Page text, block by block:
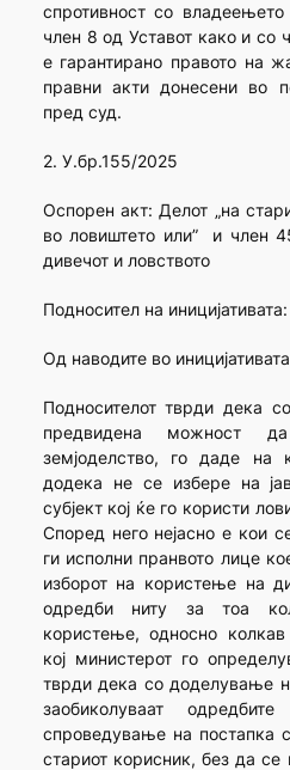
спротивност со
член 8 од Уставот како и со
е гарантирано правото на
правни акти донесени во
пред суд.
2. У.бр.155/2025
Оспорен акт: Делот „на
во ловиштето или” и член
дивечот и ловството
Подносител на
Од наводите во
Подносителот тврди дека
предвидена можност
земјоделство, го даде на
додека не се избере на
субјект кој ќе го користи
Според него нејасно е кои
ги исполни пранвото лице
изборот на користење на
одредби ниту за тоа
користење, односно
кој министерот го
тврди дека со доделување
заобиколуваат
спроведување на постапка
стариот корисник, без да